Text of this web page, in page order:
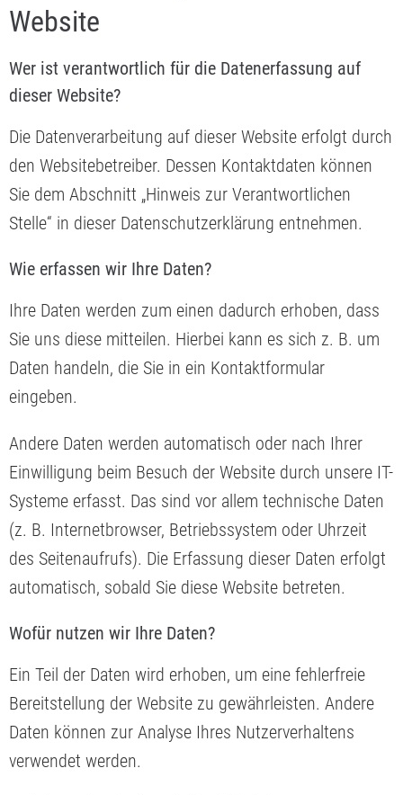
Website
Wer ist verantwortlich für die Datenerfassung auf
dieser Website?
Die Datenverarbeitung auf dieser Website erfolgt durch
den Websitebetreiber. Dessen Kontaktdaten können
Sie dem Abschnitt „Hinweis zur Verantwortlichen
Stelle“ in dieser Datenschutzerklärung entnehmen.
Wie erfassen wir Ihre Daten?
Ihre Daten werden zum einen dadurch erhoben, dass
Sie uns diese mitteilen. Hierbei kann es sich z. B. um
Daten handeln, die Sie in ein Kontaktformular
eingeben.
Andere Daten werden automatisch oder nach Ihrer
Einwilligung beim Besuch der Website durch unsere IT-
Systeme erfasst. Das sind vor allem technische Daten
(z. B. Internetbrowser, Betriebssystem oder Uhrzeit
des Seitenaufrufs). Die Erfassung dieser Daten erfolgt
automatisch, sobald Sie diese Website betreten.
Wofür nutzen wir Ihre Daten?
Ein Teil der Daten wird erhoben, um eine fehlerfreie
Bereitstellung der Website zu gewährleisten. Andere
Daten können zur Analyse Ihres Nutzerverhaltens
verwendet werden.